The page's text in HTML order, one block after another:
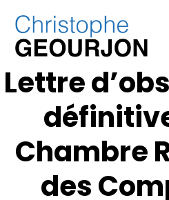
FINANCES ,URBANISME
Lettre
Chambre
des